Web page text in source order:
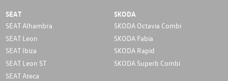
SEAT
SEAT Alhambra
SEAT Leon
SEAT Ibiza
SEAT Leon ST
SEAT Ateca
SKODA
SKODA Octavia Combi
SKODA Fabia
SKODA Rapid
SKODA Superb Combi